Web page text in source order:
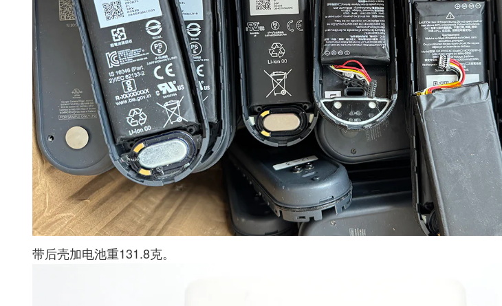
带后壳加电池重131.8克。